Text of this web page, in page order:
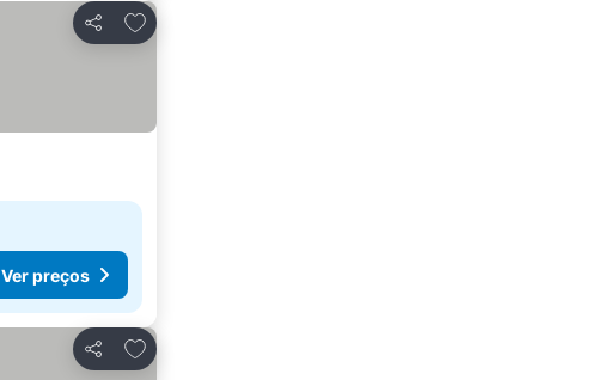
Partilhar
Adicionar aos favoritos
Ver preços
Partilhar
Adicionar aos favoritos